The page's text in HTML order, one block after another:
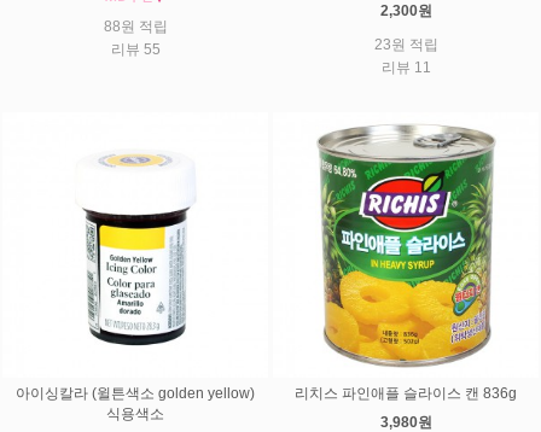
88원 적립
리뷰 55
2,300원
23원 적립
리뷰 11
아이싱칼라 (윌튼색소 golden yellow)
식용색소
리치스 파인애플 슬라이스 캔 836g
3,980원